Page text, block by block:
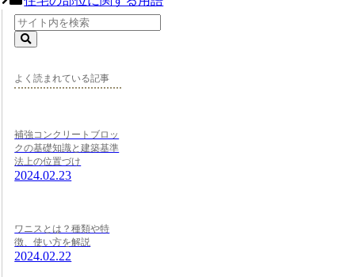
よく読まれている記事
補強コンクリートブロッ
クの基礎知識と建築基準
法上の位置づけ
2024.02.23
ワニスとは？種類や特
徴、使い方を解説
2024.02.22